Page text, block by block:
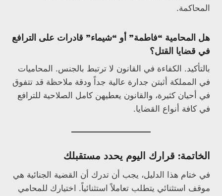
المحاكمة.
هل المحامية “فاطمة” أو “شيماء” قادرات على الترافع
في قضايا القتل؟
بالتأكيد. الكفاءة في القانون لا ترتبط بالجنس. المحاميات
في المملكة أثبتن جدارة عالية جداً ودقة ملاحظة قد تتفوق
في أحيان كثيرة، والقانون يعطيهن كامل الصلاحية للترافع
في كافة أنواع القضايا.
الخاتمة: قرارك اليوم يحدد مستقبلك
في ختام هذا الدليل، يجب أن تدرك أن القضية الجنائية هي
موقف استثنائي يتطلب تعاملاً استثنائياً. اختيارك للمحامي